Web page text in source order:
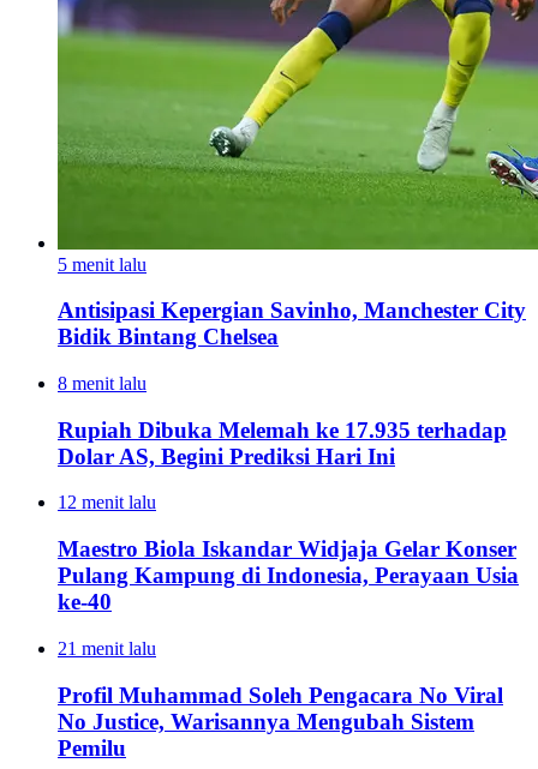
5 menit lalu
Antisipasi Kepergian Savinho, Manchester City
Bidik Bintang Chelsea
8 menit lalu
Rupiah Dibuka Melemah ke 17.935 terhadap
Dolar AS, Begini Prediksi Hari Ini
12 menit lalu
Maestro Biola Iskandar Widjaja Gelar Konser
Pulang Kampung di Indonesia, Perayaan Usia
ke-40
21 menit lalu
Profil Muhammad Soleh Pengacara No Viral
No Justice, Warisannya Mengubah Sistem
Pemilu